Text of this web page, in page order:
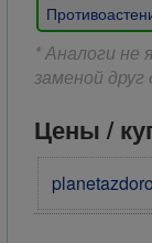
* Аналоги не
заменой друг
Цены /